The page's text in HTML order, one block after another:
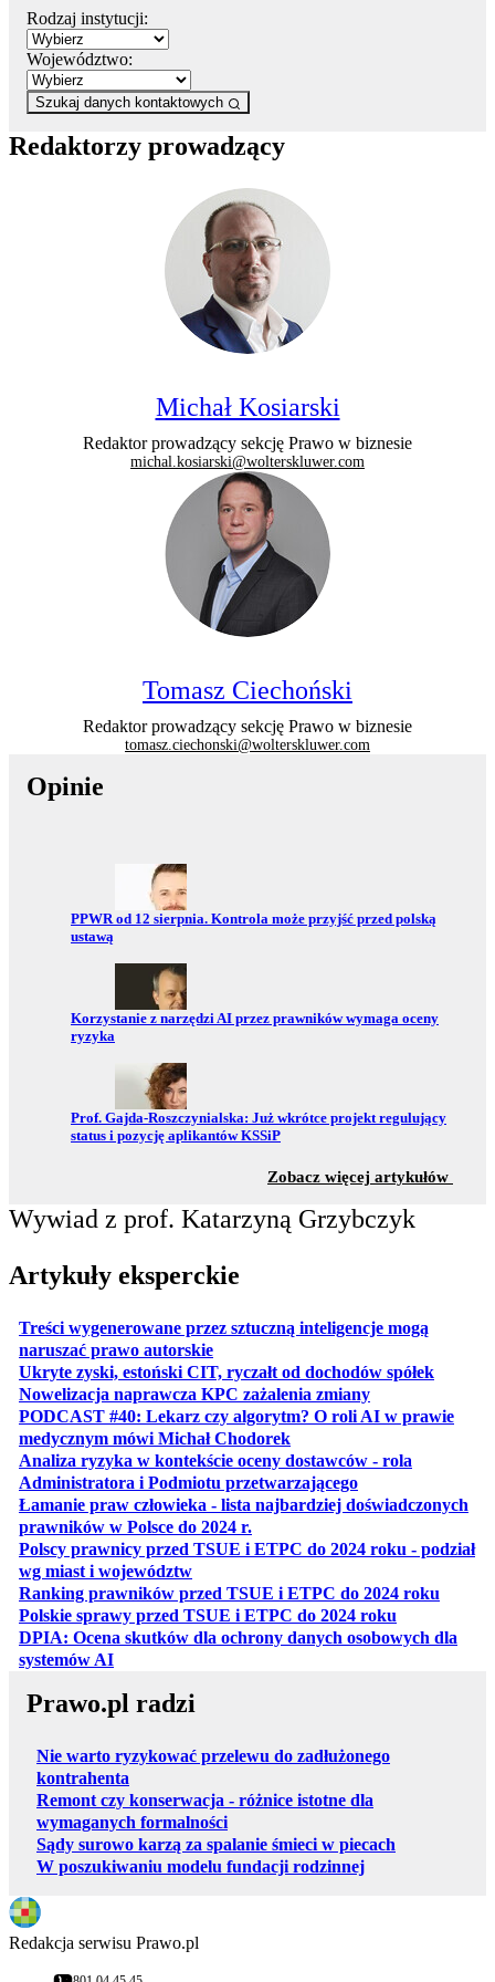
Rodzaj instytucji:
Województwo:
Szukaj danych kontaktowych
Redaktorzy prowadzący
Michał Kosiarski
Redaktor prowadzący sekcję Prawo w biznesie
michal.kosiarski@wolterskluwer.com
Tomasz Ciechoński
Redaktor prowadzący sekcję Prawo w biznesie
tomasz.ciechonski@wolterskluwer.com
Opinie
Przejdź do:
PPWR od 12 sierpnia. Kontrola może przyjść przed polską
ustawą
Przejdź do:
Korzystanie z narzędzi AI przez prawników wymaga oceny
ryzyka
Przejdź do:
Prof. Gajda-Roszczynialska: Już wkrótce projekt regulujący
status i pozycję aplikantów KSSiP
Zobacz więcej artykułów
Wywiad z prof. Katarzyną Grzybczyk
Artykuły eksperckie
Treści wygenerowane przez sztuczną inteligencje mogą
naruszać prawo autorskieotwiera się w nowej karcie
Ukryte zyski, estoński CIT, ryczałt od dochodów spółekotwiera
Nowelizacja naprawcza KPC zażalenia zmianyotwiera się w
PODCAST #40: Lekarz czy algorytm? O roli AI w prawie
medycznym mówi Michał Chodorekotwiera się w nowej karcie
Analiza ryzyka w kontekście oceny dostawców - rola
Administratora i Podmiotu przetwarzającegootwiera się w
Łamanie praw człowieka - lista najbardziej doświadczonych
prawników w Polsce do 2024 r.
Polscy prawnicy przed TSUE i ETPC do 2024 roku - podział
wg miast i województwotwiera się w nowej karcie
Ranking prawników przed TSUE i ETPC do 2024 roku
Polskie sprawy przed TSUE i ETPC do 2024 roku
DPIA: Ocena skutków dla ochrony danych osobowych dla
systemów AIotwiera się w nowej karcie
Prawo.pl radzi
Nie warto ryzykować przelewu do zadłużonego
kontrahenta
Remont czy konserwacja - różnice istotne dla
wymaganych formalności
Sądy surowo karzą za spalanie śmieci w piecach
W poszukiwaniu modelu fundacji rodzinnej
Redakcja serwisu Prawo.pl